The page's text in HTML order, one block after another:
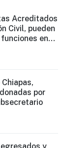
Acreditados
Civil, pueden
en
por